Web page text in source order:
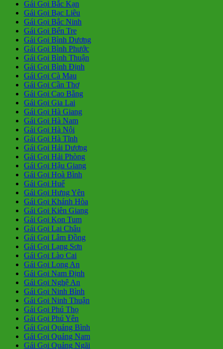
Gái Gọi Bắc Kạn
Gái Gọi Bạc Liêu
Gái Gọi Bắc Ninh
Gái Gọi Bến Tre
Gái Gọi Bình Dương
Gái Gọi Bình Phước
Gái Gọi Bình Thuận
Gái Gọi Bình Định
Gái Gọi Cà Mau
Gái Gọi Cần Thơ
Gái Gọi Cao Bằng
Gái Gọi Gia Lai
Gái Gọi Hà Giang
Gái Gọi Hà Nam
Gái Gọi Hà Nội
Gái Gọi Hà Tĩnh
Gái Gọi Hải Dương
Gái Gọi Hải Phòng
Gái Gọi Hậu Giang
Gái Gọi Hoà Bình
Gái Gọi Huế
Gái Gọi Hưng Yên
Gái Gọi Khánh Hòa
Gái Gọi Kiên Giang
Gái Gọi Kon Tum
Gái Gọi Lai Châu
Gái Gọi Lâm Đồng
Gái Gọi Lạng Sơn
Gái Gọi Lào Cai
Gái Gọi Long An
Gái Gọi Nam Định
Gái Gọi Nghệ An
Gái Gọi Ninh Bình
Gái Gọi Ninh Thuận
Gái Gọi Phú Thọ
Gái Gọi Phú Yên
Gái Gọi Quảng Bình
Gái Gọi Quảng Nam
Gái Gọi Quảng Ngãi